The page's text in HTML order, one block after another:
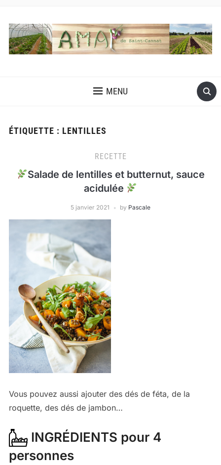
MENU
ÉTIQUETTE : LENTILLES
RECETTE
Salade de lentilles et butternut, sauce
acidulée
5 janvier 2021 by Pascale
Vous pouvez aussi ajouter des dés de féta, de la
roquette, des dés de jambon…
INGRÉDIENTS pour 4
personnes